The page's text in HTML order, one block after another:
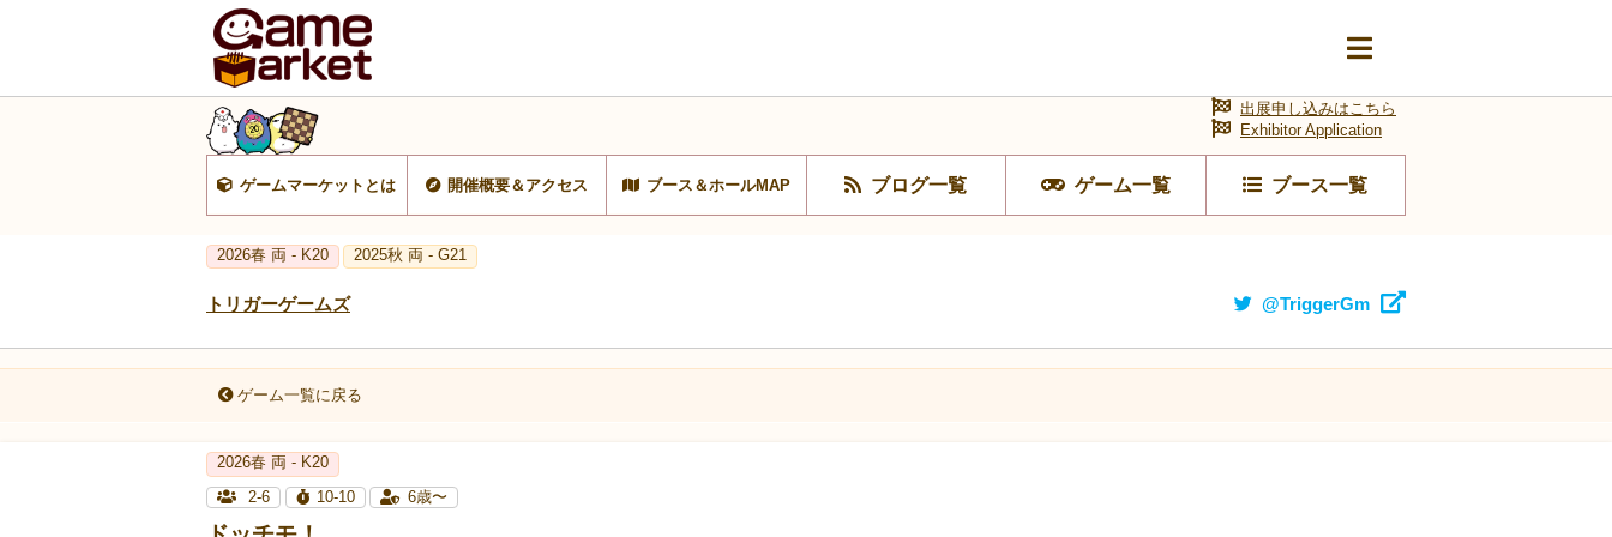
ゲームマーケットとは 開催概要＆アクセス ブース＆ホールMAP ブログ一覧 ゲーム一覧 ブース一覧
出展申し込みはこちら
Exhibitor Application
2026春 両 - K20 2025秋 両 - G21
トリガーゲームズ @TriggerGm
ゲーム一覧に戻る
2026春 両 - K20
2-6
10-10 6歳〜